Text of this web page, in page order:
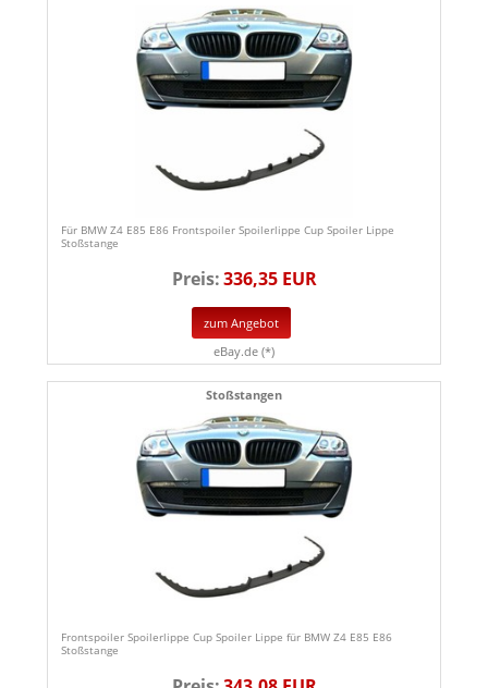
Für BMW Z4 E85 E86 Frontspoiler Spoilerlippe Cup Spoiler Lippe
Stoßstange
Preis:336,35 EUR
zum Angebot
eBay.de (*)
Stoßstangen
Frontspoiler Spoilerlippe Cup Spoiler Lippe für BMW Z4 E85 E86
Stoßstange